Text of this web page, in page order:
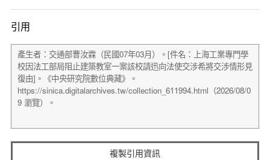
引用
複製引用資訊